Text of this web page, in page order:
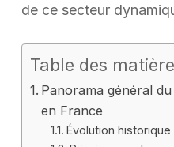
de ce secteur
Table des
Panorama général
en France
Évolution